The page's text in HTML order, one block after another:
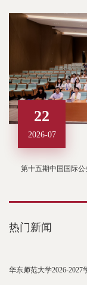
22
2026-07
第十五期中国国际
热门新闻
华东师范大学2026-